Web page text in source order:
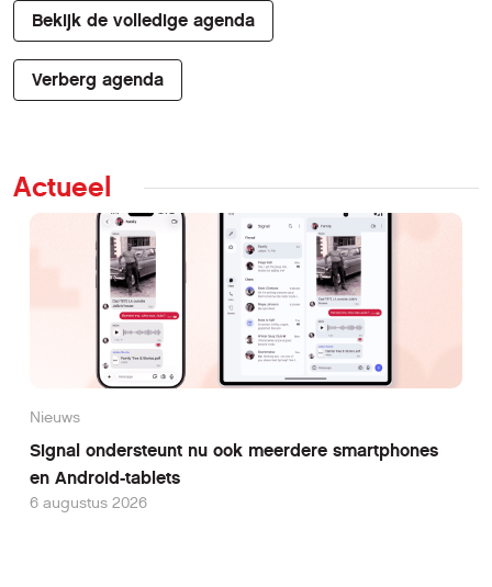
Bekijk de volledige agenda
Verberg agenda
Actueel
Nieuws
Signal ondersteunt nu ook meerdere smartphones
en Android-tablets
6 augustus 2026